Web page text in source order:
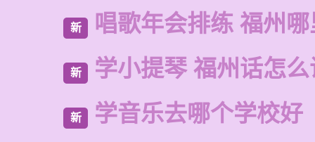
新 唱歌年会排练 福州
新 学小提琴 福州话怎
新 学音乐去哪个学校好